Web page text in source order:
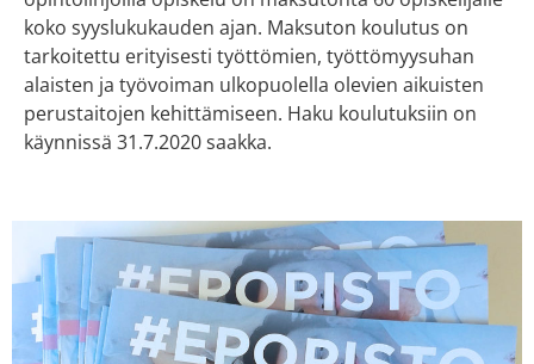
koko syyslukukauden ajan. Maksuton koulutus on
tarkoitettu erityisesti työttömien, työttömyysuhan
alaisten ja työvoiman ulkopuolella olevien aikuisten
perustaitojen kehittämiseen. Haku koulutuksiin on
käynnissä 31.7.2020 saakka.